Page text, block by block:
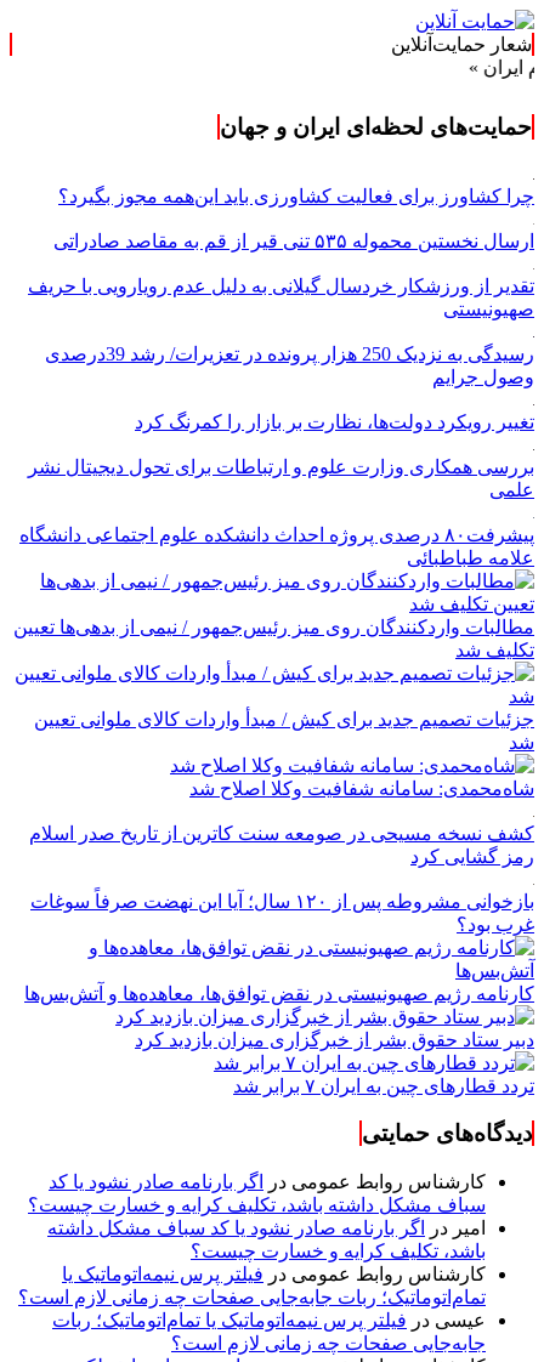
شعار حمایت‌آنلاین
حمایت‌های لحظه‌ای ایران و جهان
چرا کشاورز برای فعالیت کشاورزی باید این‌همه مجوز بگیرد؟
ارسال نخستین محموله ۵۳۵ تنی قیر از قم به مقاصد صادراتی
تقدیر از ورزشکار خردسال گیلانی به دلیل عدم رویارویی با حریف
صهیونیستی
رسیدگی به نزدیک 250 هزار پرونده در تعزیرات/ رشد 39درصدی
وصول جرایم
تغییر رویکرد دولت‌ها، نظارت بر بازار را کمرنگ کرد
بررسی همکاری وزارت علوم و ارتباطات برای تحول دیجیتال نشر
علمی
پیشرفت۸۰ درصدی پروژه احداث دانشکده علوم اجتماعی دانشگاه
علامه طباطبائی
مطالبات واردکنندگان روی میز رئیس‌جمهور / نیمی از بدهی‌ها تعیین
تکلیف شد
جزئیات تصمیم جدید برای کیش / مبدأ واردات کالای ملوانی تعیین
شد
شاه‌محمدی: سامانه شفافیت وکلا اصلاح شد
کشف نسخه‌ مسیحی در صومعه سنت کاترین از تاریخ صدر اسلام
رمز گشایی کرد
بازخوانی مشروطه پس از ۱۲۰ سال؛ آیا این نهضت صرفاً سوغات
غرب بود؟
کارنامه رژیم صهیونیستی در نقض توافق‌ها، معاهده‌ها و آتش‌بس‌ها
دبیر ستاد حقوق بشر از خبرگزاری میزان بازدید کرد
تردد قطارهای چین به ایران ۷ برابر شد
دیدگاه‌های حمایتی
کارشناس روابط عمومی در
اگر بارنامه صادر نشود یا کد
سباف مشکل داشته باشد، تکلیف کرایه و خسارت چیست؟
امیر در
اگر بارنامه صادر نشود یا کد سباف مشکل داشته
باشد، تکلیف کرایه و خسارت چیست؟
کارشناس روابط عمومی در فیلتر پرس نیمه‌اتوماتیک یا
تمام‌اتوماتیک؛ ربات جابه‌جایی صفحات چه زمانی لازم است؟
عیسی در فیلتر پرس نیمه‌اتوماتیک یا تمام‌اتوماتیک؛ ربات
جابه‌جایی صفحات چه زمانی لازم است؟